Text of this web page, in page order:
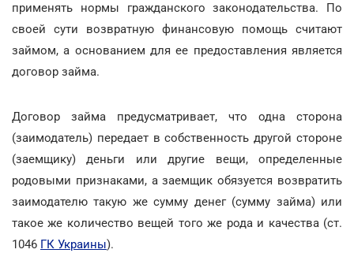
применять нормы гражданского законодательства. По
своей сути возвратную финансовую помощь считают
займом, а основанием для ее предоставления является
договор займа.
Договор займа предусматривает, что одна сторона
(заимодатель) передает в собственность другой стороне
(заемщику) деньги или другие вещи, определенные
родовыми признаками, а заемщик обязуется возвратить
заимодателю такую же сумму денег (сумму займа) или
такое же количество вещей того же рода и качества (ст.
1046 ГК Украины).